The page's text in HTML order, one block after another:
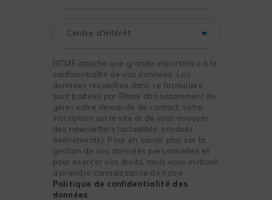
RITME attache une grande importance à la
confidentialité de vos données. Les
données recueillies dans ce formulaire
sont traitées par Ritme afin notamment de
gérer votre demande de contact, votre
inscription sur le site et de vous envoyer
des newsletters (actualités, produits,
événements). Pour en savoir plus sur la
gestion de vos données personnelles et
pour exercer vos droits, nous vous invitons
à prendre connaissance de notre
Politique de confidentialité des
données